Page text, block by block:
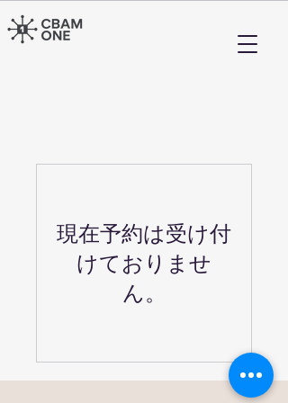
現在予約は受け付
けておりませ
ん。